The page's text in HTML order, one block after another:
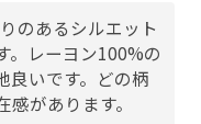
のあるシルエット
。レーヨン100%の
良いです。どの柄
があります。